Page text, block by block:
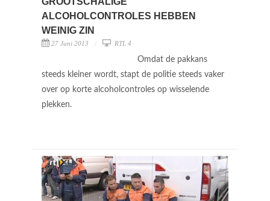
ALCOHOLCONTROLES HEBBEN
WEINIG ZIN
27 Juni 2013 RTL 4
Omdat de pakkans
steeds kleiner wordt, stapt de politie steeds vaker
over op korte alcoholcontroles op wisselende
plekken.